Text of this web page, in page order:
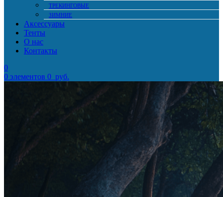
ТРЕКИНГОВЫЕ
ЗИМНИЕ
Аксессуары
Тенты
О нас
Контакты
0
0 элементов 0 руб.